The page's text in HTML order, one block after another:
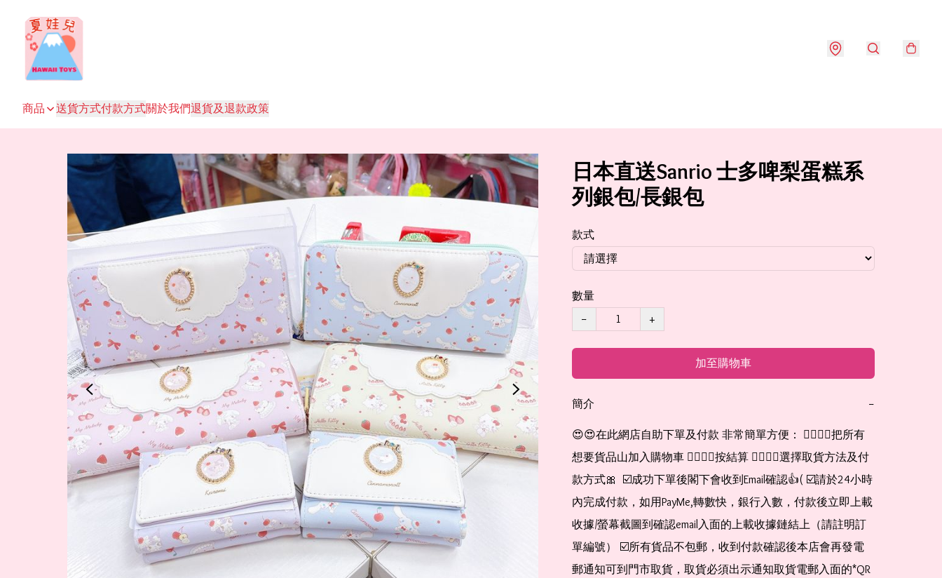
商品 送貨方式付款方式關於我們退貨及退款政策
日本直送Sanrio 士多啤梨蛋糕系
列銀包/長銀包
款式
數量
−
+
加至購物車
簡介 −
😍😍在此網店自助下單及付款 非常簡單方便： 👉🏻👉🏻把所有
想要貨品山加入購物車 👉🏻👉🏻按結算 👉🏻👉🏻選擇取貨方法及付
款方式🎀  ☑️成功下單後閣下會收到Email確認👍( ☑️請於24小時
內完成付款，如用PayMe,轉數快，銀行入數，付款後立即上載
收據/螢幕截圖到確認email入面的上載收據鏈結上（請註明訂
單編號） ☑️所有貨品不包郵，收到付款確認後本店會再發電
郵通知可到門市取貨，取貨必須出示通知取貨電郵入面的*QR